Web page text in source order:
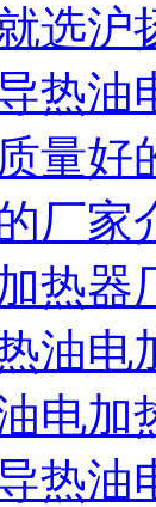
选沪
热油
量好
厂家
热器
油电
电加
热油